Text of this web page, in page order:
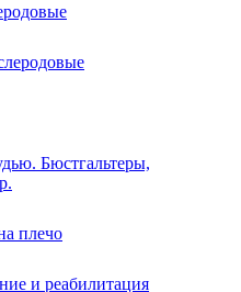
Бюстгальтеры,
плечо
и реабилитация